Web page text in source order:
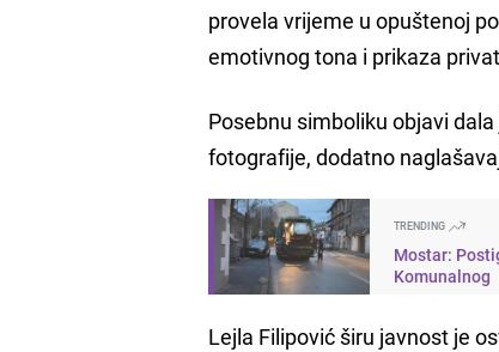
provela vrijeme u opuštenoj
emotivnog tona i prikaza
Posebnu simboliku objavi
fotografije, dodatno
TRENDING
Mostar:
Komunalnog
Lejla Filipović širu javnost je